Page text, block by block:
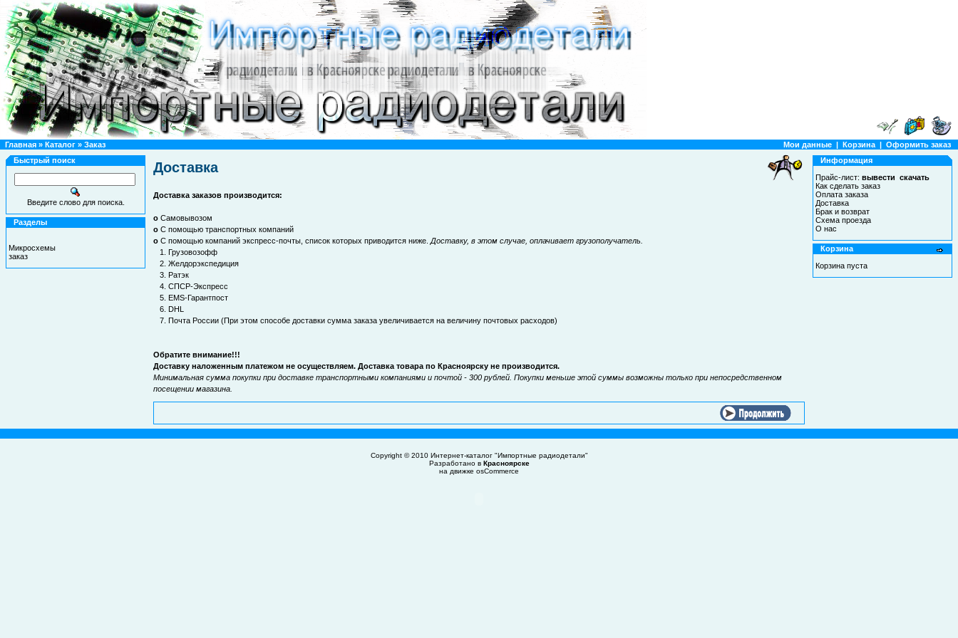
Главная » Каталог » Заказ Мои данные | Корзина | Оформить заказ
Быстрый поиск
Введите слово для поиска.
Разделы
Микросхемы
заказ
Доставка
Доставка заказов производится:
o Самовывозом
o С помощью транспортных компаний
o С помощью компаний экспресс-почты, список которых приводится ниже. Доставку, в этом случае, оплачивает грузополучатель.
1. Грузовозофф
2. Желдорэкспедиция
3. Ратэк
4. СПСР-Экспресс
5. EMS-Гарантпост
6. DHL
7. Почта России (При этом способе доставки сумма заказа увеличивается на величину почтовых расходов)
Обратите внимание!!!
Доставку наложенным платежом не осуществляем. Доставка товара по Красноярску не производится.
Минимальная сумма покупки при доставке транспортными компаниями и почтой - 300 рублей. Покупки меньше этой суммы возможны только при непосредственном
посещении магазина.
Информация
Прайс-лист: вывести скачать
Как сделать заказ
Оплата заказа
Доставка
Брак и возврат
Схема проезда
О нас
Корзина
Корзина пуста
Copyright © 2010 Интернет-каталог "Импортные радиодетали"
Разработано в Красноярске
на движке osCommerce